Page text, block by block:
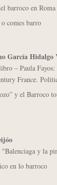
barroco en Roma
comes barro
García Hidalgo
– Paula Fayos:
France.
y el Barroco
"Balenciaga y la
en lo barroco